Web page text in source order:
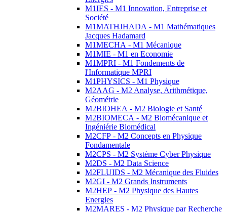
M1IES - M1 Innovation, Entreprise et
Société
M1MATHJHADA - M1 Mathématiques
Jacques Hadamard
M1MECHA - M1 Mécanique
M1MIE - M1 en Economie
M1MPRI - M1 Fondements de
l'Informatique MPRI
M1PHYSICS - M1 Physique
M2AAG - M2 Analyse, Arithmétique,
Géométrie
M2BIOHEA - M2 Biologie et Santé
M2BIOMECA - M2 Biomécanique et
Ingéniérie Biomédical
M2CFP - M2 Concepts en Physique
Fondamentale
M2CPS - M2 Système Cyber Physique
M2DS - M2 Data Science
M2FLUIDS - M2 Mécanique des Fluides
M2GI - M2 Grands Instruments
M2HEP - M2 Physique des Hautes
Energies
M2MARES - M2 Physique par Recherche